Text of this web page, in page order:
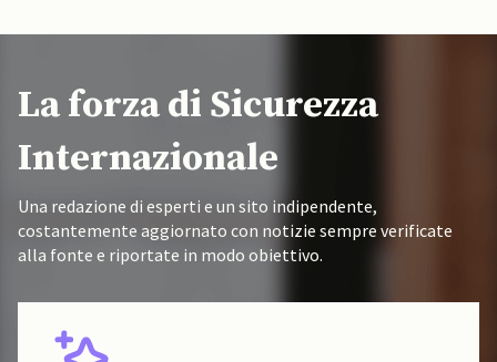
La forza di Sicurezza
Internazionale
Una redazione di esperti e un sito indipendente,
costantemente aggiornato con notizie sempre verificate
alla fonte e riportate in modo obiettivo.